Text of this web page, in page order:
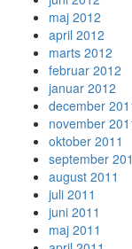
maj 2012
april 2012
marts 2012
februar 2012
januar 2012
december
november
oktober 2011
september
august 2011
juli 2011
juni 2011
maj 2011